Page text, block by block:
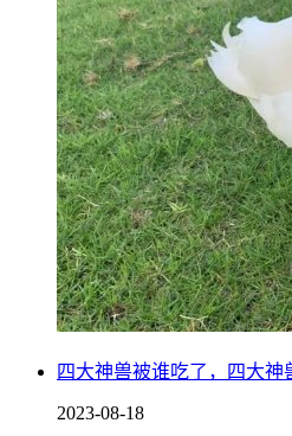
四大神兽被谁吃了，四大
2023-08-18